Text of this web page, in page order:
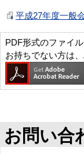
平成27年度一般
PDF形式のファイ
お持ちでない方は
お問い合